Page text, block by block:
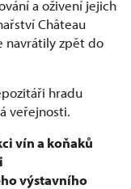
a oživení jejich
Château
navrátily zpět do
hradu
veřejnosti.
vín a koňaků
výstavního